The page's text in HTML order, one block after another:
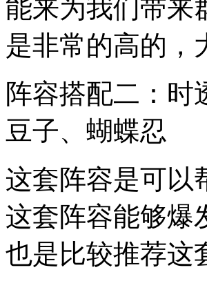
能来为我们带来
是非常的高的，
阵容搭配二：时
豆子、蝴蝶忍
这套阵容是可以
这套阵容能够爆
也是比较推荐这